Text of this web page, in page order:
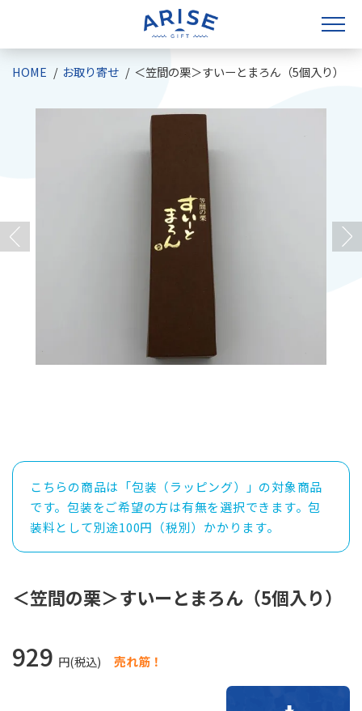
HOME お取り寄せ ＜笠間の栗＞すいーとまろん（5個入り）
こちらの商品は「包装（ラッピング）」の対象商品
です。包装をご希望の方は有無を選択できます。包
装料として別途100円（税別）かかります。
＜笠間の栗＞すいーとまろん（5個入り）
929 円(税込) 売れ筋！